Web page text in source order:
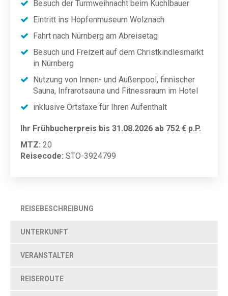
Besuch der Turmweihnacht beim Kuchlbauer
Eintritt ins Hopfenmuseum Wolznach
Fahrt nach Nürnberg am Abreisetag
Besuch und Freizeit auf dem Christkindlesmarkt
in Nürnberg
Nutzung von Innen- und Außenpool, finnischer
Sauna, Infrarotsauna und Fitnessraum im Hotel
inklusive Ortstaxe für Ihren Aufenthalt
Ihr Frühbucherpreis bis 31.08.2026 ab 752 € p.P.
MTZ: 20
Reisecode: STO-3924799
REISEBESCHREIBUNG
UNTERKUNFT
VERANSTALTER
REISEROUTE